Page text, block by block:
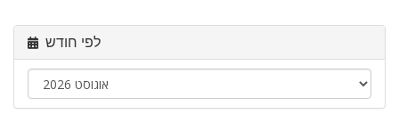
לפי חודש